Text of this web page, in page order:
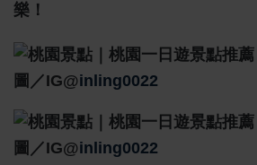
樂！
圖／IG@inling0022
圖／IG@inling0022